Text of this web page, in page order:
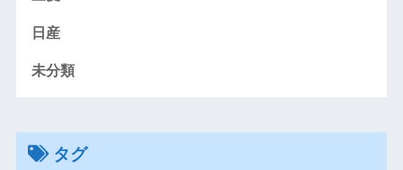
日産
未分類
タグ